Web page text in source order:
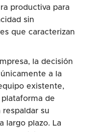
productiva para
sin
que caracterizan
la decisión
a la
existente,
de
su
largo plazo. La